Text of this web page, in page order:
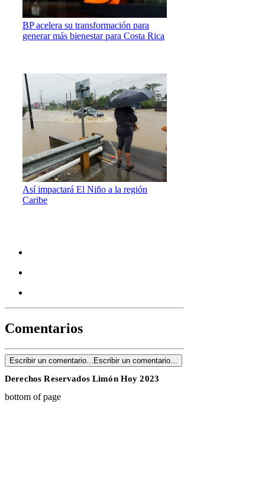
BP acelera su transformación para
generar más bienestar para Costa Rica
Así impactará El Niño a la región
Caribe
Comentarios
Escribir un comentario... Escribir un comentario...
Derechos Reservados Limón Hoy 2023
bottom of page